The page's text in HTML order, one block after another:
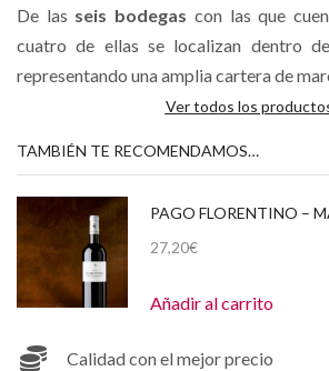
De las seis bodegas con las que
cuatro de ellas se localizan dentro
representando una amplia cartera de
Ver todos los
TAMBIÉN TE RECOMENDAMOS…
27,20€
Añadir al carrito
Calidad con el mejor precio